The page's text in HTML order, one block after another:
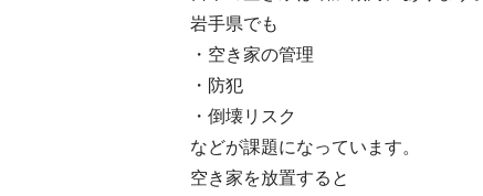
岩手県でも
・空き家の管理
・防犯
・倒壊リスク
などが課題になっています。
空き家を放置すると